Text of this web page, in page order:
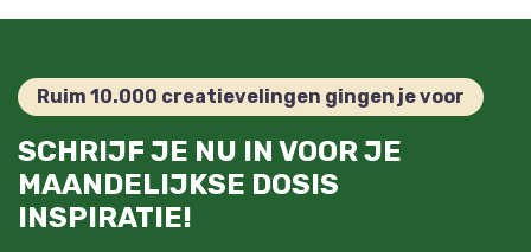
Ruim 10.000 creatievelingen gingen je voor
SCHRIJF JE NU IN VOOR JE
MAANDELIJKSE DOSIS
INSPIRATIE!